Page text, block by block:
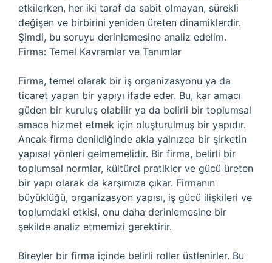
etkilerken, her iki taraf da sabit olmayan, sürekli
değişen ve birbirini yeniden üreten dinamiklerdir.
Şimdi, bu soruyu derinlemesine analiz edelim.
Firma: Temel Kavramlar ve Tanımlar
Firma, temel olarak bir iş organizasyonu ya da
ticaret yapan bir yapıyı ifade eder. Bu, kar amacı
güden bir kuruluş olabilir ya da belirli bir toplumsal
amaca hizmet etmek için oluşturulmuş bir yapıdır.
Ancak firma denildiğinde akla yalnızca bir şirketin
yapısal yönleri gelmemelidir. Bir firma, belirli bir
toplumsal normlar, kültürel pratikler ve gücü üreten
bir yapı olarak da karşımıza çıkar. Firmanın
büyüklüğü, organizasyon yapısı, iş gücü ilişkileri ve
toplumdaki etkisi, onu daha derinlemesine bir
şekilde analiz etmemizi gerektirir.
Bireyler bir firma içinde belirli roller üstlenirler. Bu